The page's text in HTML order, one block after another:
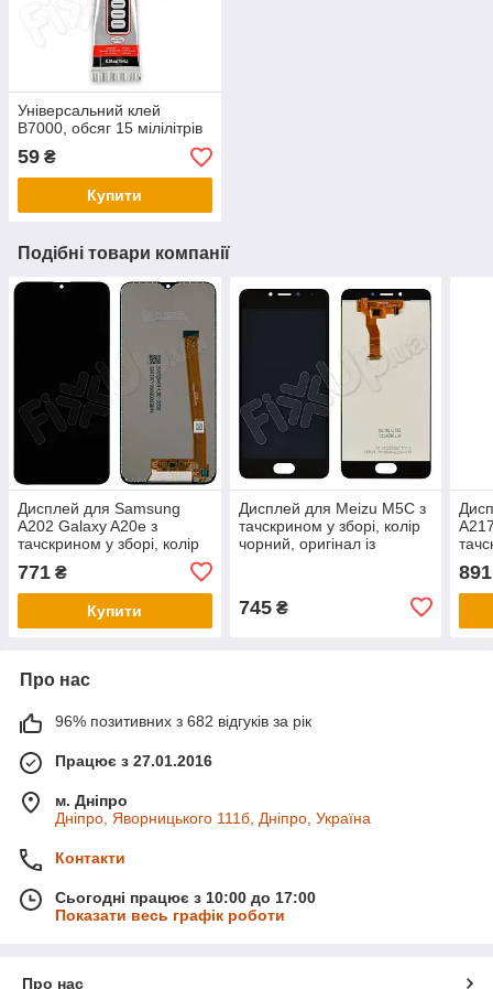
Універсальний клей
B7000, обсяг 15 мілілітрів
59 ₴
Купити
Подібні товари компанії
Дисплей для Samsung
A202 Galaxy A20e з
тачскрином у зборі, колір
заміненим склом
771 ₴
Купити
Дисплей для Meizu M5C з
тачскрином у зборі, колір
чорний, оригінал із
745₴
891
Про нас
96% позитивних з 682 відгуків за рік
Працює з 27.01.2016
м. Дніпро
Дніпро, Яворницького 111б, Дніпро, Україна
Контакти
Сьогодні працює з 10:00 до 17:00
Показати весь графік роботи
Про нас